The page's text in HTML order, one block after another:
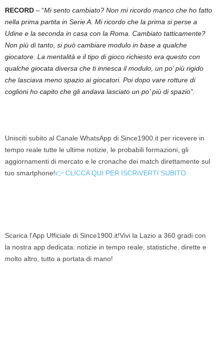
RECORD – “Mi sento cambiato? Non mi ricordo manco che ho fatto
nella prima partita in Serie A. Mi ricordo che la prima si perse a
Udine e la seconda in casa con la Roma. Cambiato tatticamente?
Non più di tanto, si può cambiare modulo in base a qualche
giocatore. La mentalità e il tipo di gioco richiesto era questo con
qualche giocata diversa che ti innesca il modulo, un po’ più rigido
che lasciava meno spazio ai giocatori. Poi dopo vare rotture di
coglioni ho capito che gli andava lasciato un po’ più di spazio”.
Unisciti subito al Canale WhatsApp di Since1900.it per ricevere in
tempo reale tutte le ultime notizie, le probabili formazioni, gli
aggiornamenti di mercato e le cronache dei match direttamente sul
tuo smartphone!👉 CLICCA QUI PER ISCRIVERTI SUBITO
Scarica l'App Ufficiale di Since1900.it!Vivi la Lazio a 360 gradi con
la nostra app dedicata: notizie in tempo reale, statistiche, dirette e
molto altro, tutto a portata di mano!